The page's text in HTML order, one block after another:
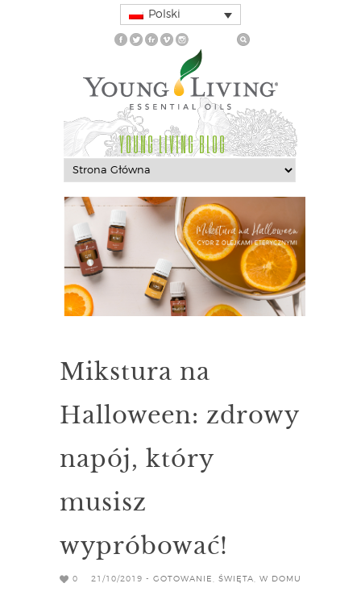
Polski
YOUNG LIVING BLOG
Mikstura na
Halloween: zdrowy
napój, który
musisz
wypróbować!
0 21/10/2019 - GOTOWANIE ŚWIĘTA W DOMU